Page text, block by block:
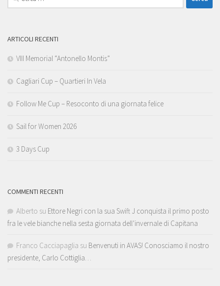
per:
ARTICOLI RECENTI
VIII Memorial “Antonello Montis”
Cagliari Cup – Quartieri In Vela
Follow Me Cup – Resoconto di una giornata felice
Sail for Women 2026
3 Days Cup
COMMENTI RECENTI
Alberto su Ettore Negri con la sua Swift J conquista il primo posto
fra le vele bianche nella sesta giornata dell’invernale di Capitana
Franco Cacciapaglia su Benvenuti in AVAS! Conosciamo il nostro
presidente, Carlo Cottiglia…